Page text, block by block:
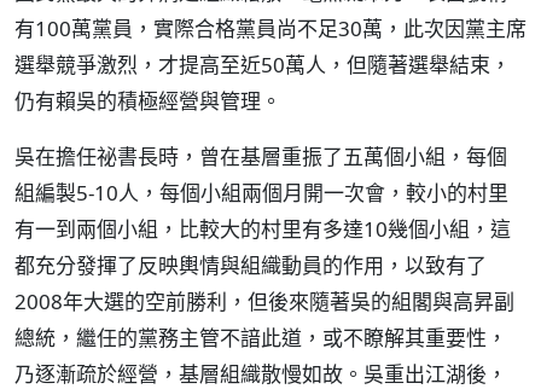
有100萬黨員，實際合格黨員尚不足30萬，此次因黨主席
選舉競爭激烈，才提高至近50萬人，但隨著選舉結束，
仍有賴吳的積極經營與管理。
吳在擔任祕書長時，曾在基層重振了五萬個小組，每個
組編製5-10人，每個小組兩個月開一次會，較小的村里
有一到兩個小組，比較大的村里有多達10幾個小組，這
都充分發揮了反映輿情與組織動員的作用，以致有了
2008年大選的空前勝利，但後來隨著吳的組閣與高昇副
總統，繼任的黨務主管不諳此道，或不瞭解其重要性，
乃逐漸疏於經營，基層組織散慢如故。吳重出江湖後，